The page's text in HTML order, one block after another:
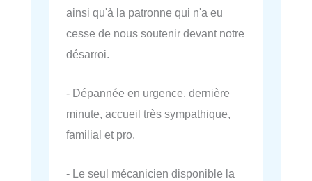
ainsi qu'à la patronne qui n'a eu
cesse de nous soutenir devant notre
désarroi.
- Dépannée en urgence, dernière
minute, accueil très sympathique,
familial et pro.
- Le seul mécanicien disponible la